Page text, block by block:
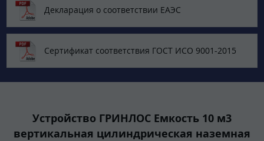
Декларация о соответствии ЕАЭС
Сертификат соответствия ГОСТ ИСО 9001-2015
Устройство ГРИНЛОС Емкость 10 м3
вертикальная цилиндрическая наземная